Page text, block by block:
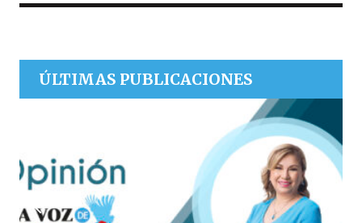
ÚLTIMAS PUBLICACIONES